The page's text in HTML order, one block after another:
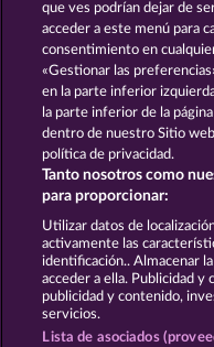
Wild Rubies
Declaración de
Empresa
Enviar
que ves podrían dejar de
acceder a este menú para
consentimiento en
«Gestionar las
en la parte inferior
la parte inferior de la
dentro de nuestro Sitio
política de privacidad.
Tanto nosotros como
para proporcionar:
Utilizar datos de
activamente las
identificación.. Almacenar
acceder a ella. Publicidad y
publicidad y contenido,
servicios.
Lista de asociados